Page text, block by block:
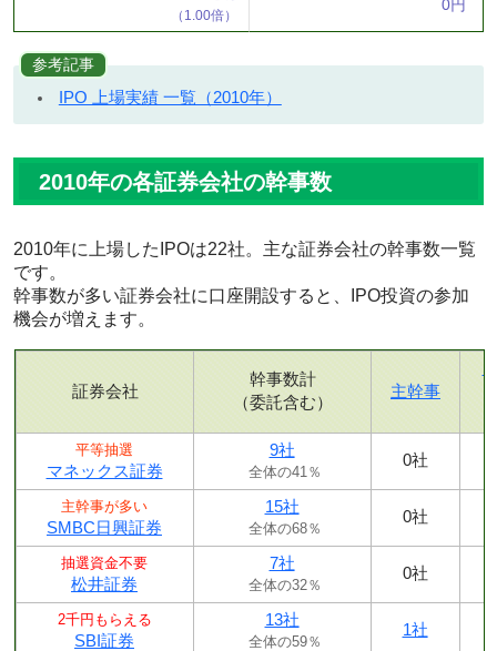
（1.00倍）
0円
参考記事
IPO 上場実績 一覧（2010年）
2010年の各証券会社の幹事数
2010年に上場したIPOは22社。主な証券会社の幹事数一覧
です。
幹事数が多い証券会社に口座開設すると、IPO投資の参加
機会が増えます。
証券会社
幹事数計
（委託含む）
主幹事
平等抽選
マネックス証券
9社
全体の41％
0社
主幹事が多い
SMBC日興証券
15社
全体の68％
0社
抽選資金不要
松井証券
7社
全体の32％
0社
2千円もらえる
SBI証券
13社
全体の59％
1社